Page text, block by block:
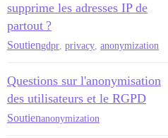
supprime les adresses IP de
partout ?
Soutiengdpr privacy anonymization
Questions sur l'anonymisation
des utilisateurs et le RGPD
Soutienanonymization